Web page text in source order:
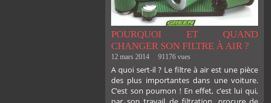
POURQUOI ET QUAND
CHANGER SON FILTRE À AIR ?
12 mars 2014 91176 vues
A quoi sert-il ? Le filtre à air est une pièce
des plus importantes dans une voiture.
C’est son poumon ! En effet, c’est lui qui,